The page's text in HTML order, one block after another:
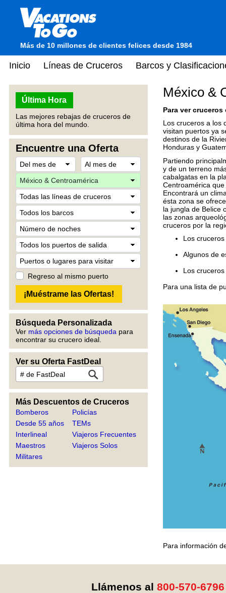
Más de 10 millones de clientes felices desde 1984
Inicio Líneas de Cruceros Barcos y
Última Hora
Las mejores rebajas de cruceros de
última hora del mundo.
Encuentre una Oferta
Regreso al mismo puerto
Búsqueda Personalizada
Ver más opciones de búsqueda para
encontrar su crucero ideal.
Ver su Oferta FastDeal
Más Descuentos de Cruceros
Bomberos
Desde 55 años
Interlineal
Maestros
Militares
Policías
TEMs
Viajeros Frecuentes
Viajeros Solos
México &
Para ver
Los cruceros a los
visitan puertos ya
destinos de la
Honduras y
Partiendo
y de un terreno
cabalgatas en la
Centroamérica
Encontrará un
ésta zona se
la jungla de Belice
las zonas
cruceros por la
Los
Algunos de
Los
Para una lista de
Para información
Llámenos al 800-570-6796